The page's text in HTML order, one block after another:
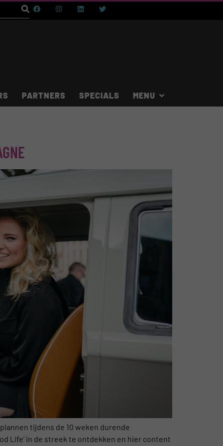
PARTNERS SPECIALS
tijdens de 10 weken durende
Life’ in de streek te ontdekken en hier content